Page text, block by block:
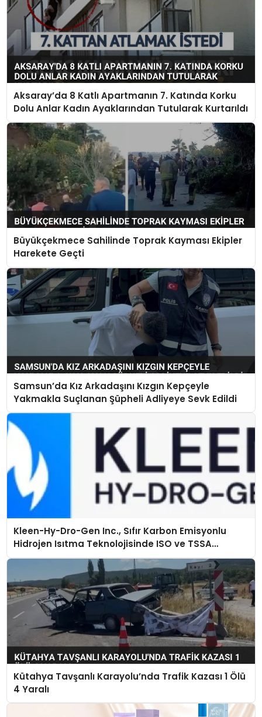
Aksaray’da 8 Katlı Apartmanın 7. Katında Korku
Dolu Anlar Kadın Ayaklarından Tutularak Kurtarıldı
Büyükçekmece Sahilinde Toprak Kayması Ekipler
Harekete Geçti
Samsun’da Kız Arkadaşını Kızgın Kepçeyle
Yakmakla Suçlanan Şüpheli Adliyeye Sevk Edildi
Kleen-Hy-Dro-Gen Inc., Sıfır Karbon Emisyonlu
Hidrojen Isıtma Teknolojisinde ISO ve TSSA
Düzenleyici Onaylarını Aldı
Kütahya Tavşanlı Karayolu’nda Trafik Kazası 1 Ölü
4 Yaralı